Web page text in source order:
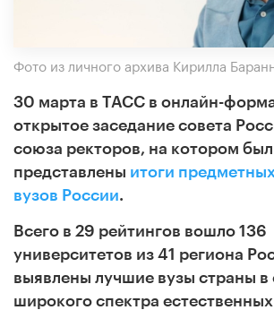
Фото из личного архива Кирилла
30 марта в ТАСС в онлайн-
открытое заседание совета
союза ректоров, на котором
представлены итоги
вузов России.
Всего в 29 рейтингов вошло 136
университетов из 41 региона
выявлены лучшие вузы страны в
широкого спектра